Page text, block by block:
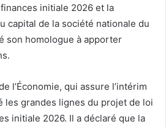
initiale 2026 et la
capital de la société nationale du
son homologue à apporter
l’Économie, qui assure l’intérim
les grandes lignes du projet de loi
initiale 2026. Il a déclaré que la